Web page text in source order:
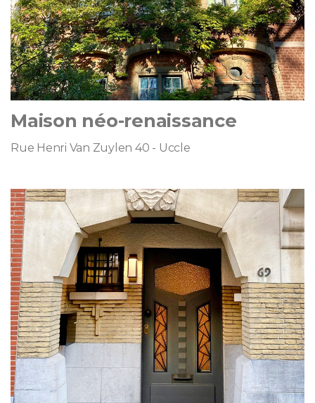
Maison néo-renaissance
Rue Henri Van Zuylen 40 - Uccle